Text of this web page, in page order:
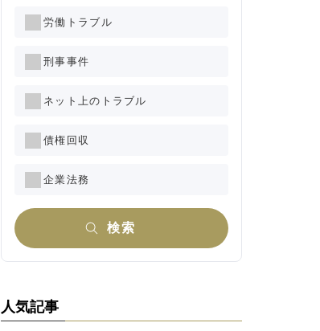
労働トラブル
刑事事件
ネット上のトラブル
債権回収
企業法務
検索
人気記事